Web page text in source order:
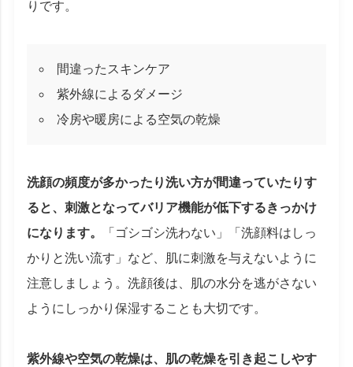
りです。
間違ったスキンケア
紫外線によるダメージ
冷房や暖房による空気の乾燥
洗顔の頻度が多かったり洗い方が間違っていたりす
ると、刺激となってバリア機能が低下するきっかけ
になります。
「ゴシゴシ洗わない」「洗顔料はしっ
かりと洗い流す」など、肌に刺激を与えないように
注意しましょう。洗顔後は、肌の水分を逃がさない
ようにしっかり保湿することも大切です。
紫外線や空気の乾燥は、肌の乾燥を引き起こしやす